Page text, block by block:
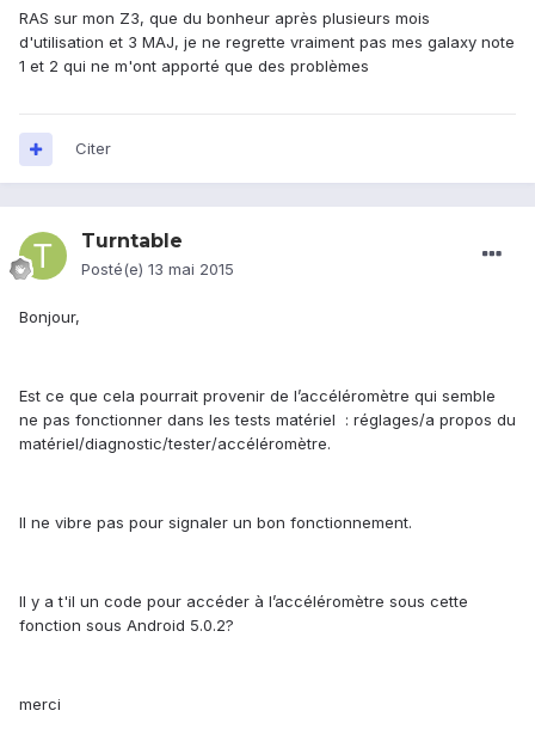
RAS sur mon Z3, que du bonheur après plusieurs mois
d'utilisation et 3 MAJ, je ne regrette vraiment pas mes galaxy note
1 et 2 qui ne m'ont apporté que des problèmes
Citer
Turntable
Posté(e) 13 mai 2015
Bonjour,
Est ce que cela pourrait provenir de l’accéléromètre qui semble
ne pas fonctionner dans les tests matériel : réglages/a propos du
matériel/diagnostic/tester/accéléromètre.
Il ne vibre pas pour signaler un bon fonctionnement.
Il y a t'il un code pour accéder à l’accéléromètre sous cette
fonction sous Android 5.0.2?
merci